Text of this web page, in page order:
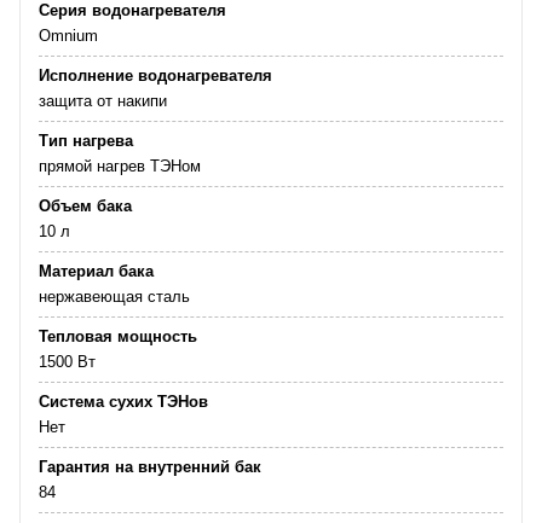
Серия водонагревателя
Omnium
Исполнение водонагревателя
защита от накипи
Тип нагрева
прямой нагрев ТЭНом
Объем бака
10 л
Материал бака
нержавеющая сталь
Тепловая мощность
1500 Вт
Система сухих ТЭНов
Нет
Гарантия на внутренний бак
84